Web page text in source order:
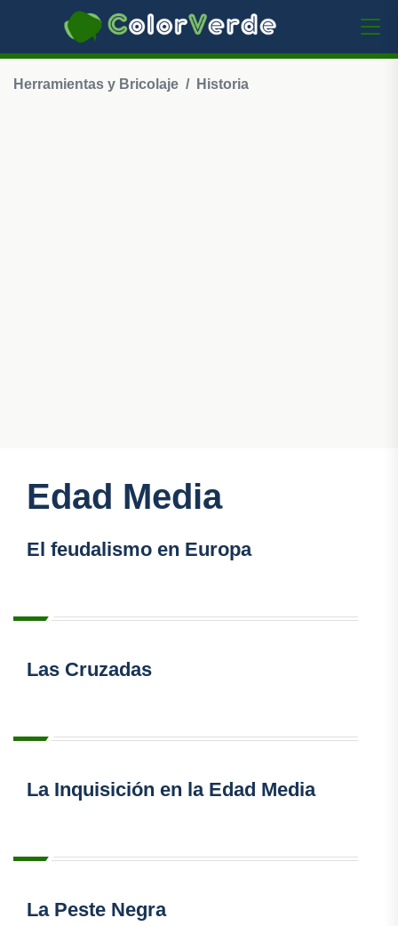
Herramientas y Bricolaje Historia
Edad Media
El feudalismo en Europa
Las Cruzadas
La Inquisición en la Edad Media
La Peste Negra